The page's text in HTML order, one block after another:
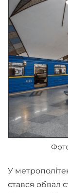
У
стався обвал